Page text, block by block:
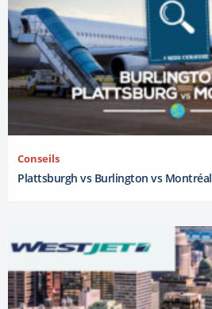
Conseils
Plattsburgh vs Burlington vs Montréal